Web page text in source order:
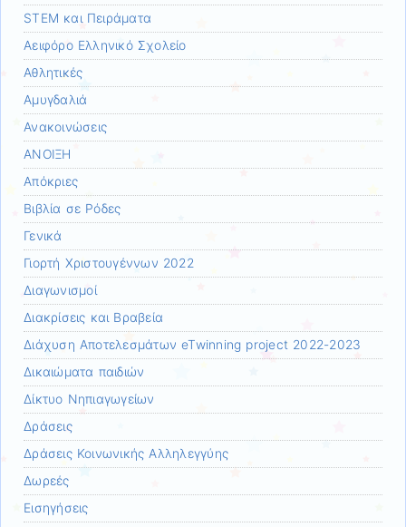
STEM και Πειράματα
Αειφόρο Ελληνικό Σχολείο
Αθλητικές
Αμυγδαλιά
Ανακοινώσεις
ΑΝΟΙΞΗ
Απόκριες
Βιβλία σε Ρόδες
Γενικά
Γιορτή Χριστουγέννων 2022
Διαγωνισμοί
Διακρίσεις και Βραβεία
Διάχυση Αποτελεσμάτων eTwinning project 2022-2023
Δικαιώματα παιδιών
Δίκτυο Νηπιαγωγείων
Δράσεις
Δράσεις Κοινωνικής Αλληλεγγύης
Δωρεές
Εισηγήσεις